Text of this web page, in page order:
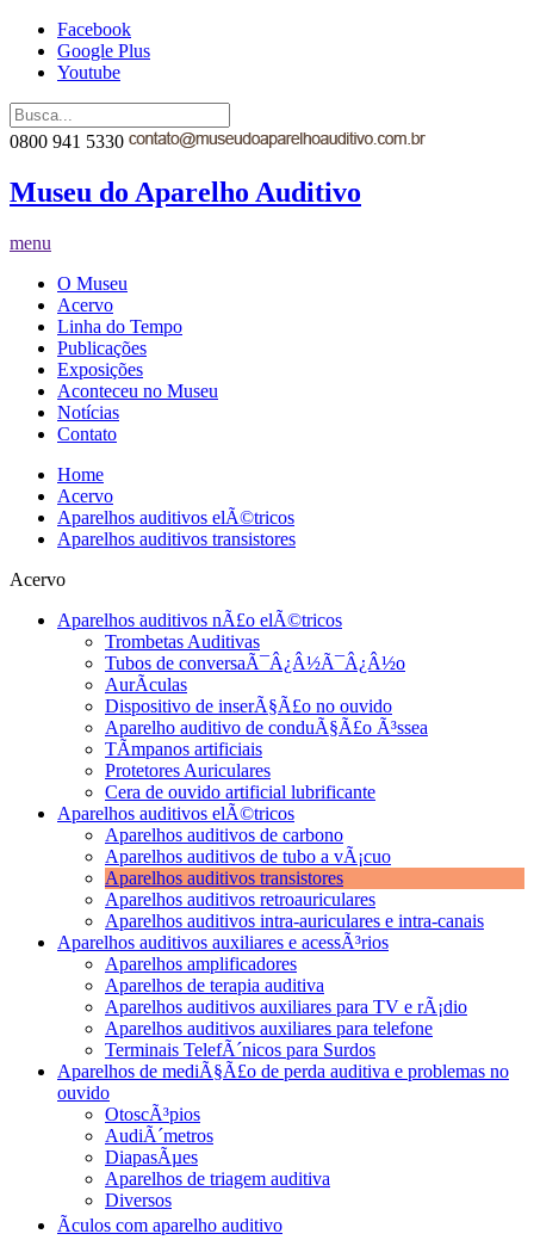
Facebook
Google Plus
Youtube
0800 941 5330
Museu do Aparelho Auditivo
menu
O Museu
Acervo
Linha do Tempo
Publicações
Exposições
Aconteceu no Museu
Notícias
Contato
Home
Acervo
Aparelhos auditivos elÃ©tricos
Aparelhos auditivos transistores
Acervo
Aparelhos auditivos nÃ£o elÃ©tricos
Trombetas Auditivas
Tubos de conversaÃ¯Â¿Â½Ã¯Â¿Â½o
AurÃ­culas
Dispositivo de inserÃ§Ã£o no ouvido
Aparelho auditivo de conduÃ§Ã£o Ã³ssea
TÃ­mpanos artificiais
Protetores Auriculares
Cera de ouvido artificial lubrificante
Aparelhos auditivos elÃ©tricos
Aparelhos auditivos de carbono
Aparelhos auditivos de tubo a vÃ¡cuo
Aparelhos auditivos transistores
Aparelhos auditivos retroauriculares
Aparelhos auditivos intra-auriculares e intra-canais
Aparelhos auditivos auxiliares e acessÃ³rios
Aparelhos amplificadores
Aparelhos de terapia auditiva
Aparelhos auditivos auxiliares para TV e rÃ¡dio
Aparelhos auditivos auxiliares para telefone
Terminais TelefÃ´nicos para Surdos
Aparelhos de mediÃ§Ã£o de perda auditiva e problemas no
ouvido
OtoscÃ³pios
AudiÃ´metros
DiapasÃµes
Aparelhos de triagem auditiva
Diversos
Ãculos com aparelho auditivo